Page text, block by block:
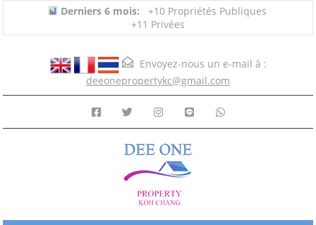
Derniers 6 mois:
+10 Propriétés Publiques
+11 Privées
Envoyez-nous un e-mail à :
deeonepropertykc@gmail.com